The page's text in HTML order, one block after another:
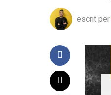
escrit per